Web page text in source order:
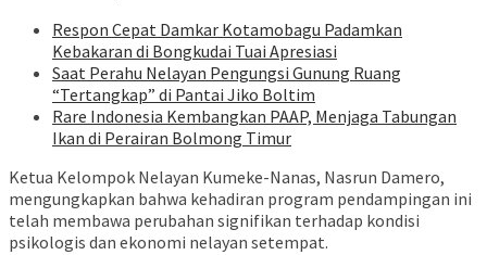
Respon Cepat Damkar Kotamobagu Padamkan
Kebakaran di Bongkudai Tuai Apresiasi
Saat Perahu Nelayan Pengungsi Gunung Ruang
“Tertangkap” di Pantai Jiko Boltim
Rare Indonesia Kembangkan PAAP, Menjaga Tabungan
Ikan di Perairan Bolmong Timur
Ketua Kelompok Nelayan Kumeke-Nanas, Nasrun Damero,
mengungkapkan bahwa kehadiran program pendampingan ini
telah membawa perubahan signifikan terhadap kondisi
psikologis dan ekonomi nelayan setempat.